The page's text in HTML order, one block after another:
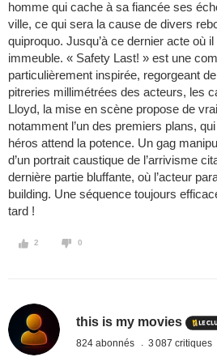
homme qui cache à sa fiancée ses
ville, ce qui sera la cause de divers
quiproquo. Jusqu’à ce dernier acte où
immeuble. « Safety Last! » est une
particulièrement inspirée, regorgeant
pitreries millimétrées des acteurs, les
Lloyd, la mise en scène propose de
notamment l’un des premiers plans,
héros attend la potence. Un gag
d’un portrait caustique de l’arrivisme
dernière partie bluffante, où l’acteur
building. Une séquence toujours
tard !
2 0
this is my movies
824 abonnés 3 087 critiques